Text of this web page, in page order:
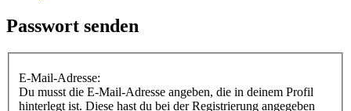
Passwort senden
E-Mail-Adresse:
Du musst die E-Mail-Adresse angeben, die in deinem Profil
hinterlegt ist. Diese hast du bei der Registrierung angegeben